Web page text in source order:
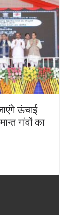
ऊंचाई
गांवों का